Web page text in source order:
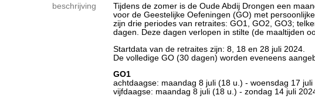
beschrijving
Tijdens de zomer is de Oude Abdij Drongen een
voor de Geestelijke Oefeningen (GO) met
zijn drie periodes van retraites: GO1, GO2, GO3;
dagen. Deze dagen verlopen in stilte (de maaltijden
Startdata van de retraites zijn: 8, 18 en 28 juli 2024.
​De volledige GO (30 dagen) worden eveneens
GO1
achtdaagse: maandag 8 juli (18 u.) - woensdag 17
vijfdaagse: maandag 8 juli (18 u.) - zondag 14 juli